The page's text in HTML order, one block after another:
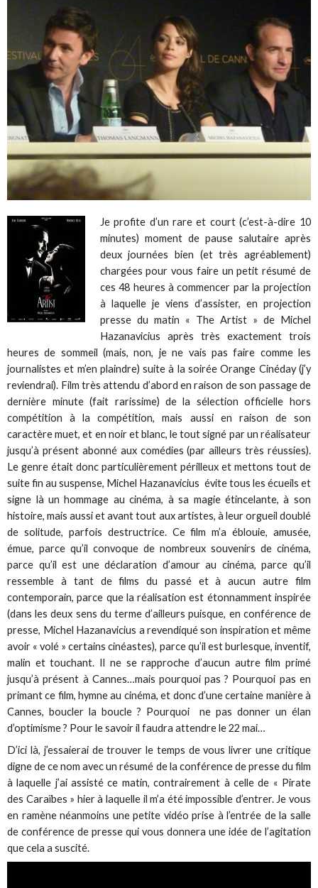
Je profite d’un rare et court (c’est-à-dire 10
minutes) moment de pause salutaire après
deux journées bien (et très agréablement)
chargées pour vous faire un petit résumé de
ces 48 heures à commencer par la projection
à laquelle je viens d’assister, en projection
presse du matin « The Artist » de Michel
Hazanavicius après très exactement trois
heures de sommeil (mais, non, je ne vais pas faire comme les
journalistes et m’en plaindre) suite à la soirée Orange Cinéday (j’y
reviendrai). Film très attendu d’abord en raison de son passage de
dernière minute (fait rarissime) de la sélection officielle hors
compétition à la compétition, mais aussi en raison de son
caractère muet, et en noir et blanc, le tout signé par un réalisateur
jusqu’à présent abonné aux comédies (par ailleurs très réussies).
Le genre était donc particulièrement périlleux et mettons tout de
suite fin au suspense, Michel Hazanavicius évite tous les écueils et
signe là un hommage au cinéma, à sa magie étincelante, à son
histoire, mais aussi et avant tout aux artistes, à leur orgueil doublé
de solitude, parfois destructrice. Ce film m’a éblouie, amusée,
émue, parce qu’il convoque de nombreux souvenirs de cinéma,
parce qu’il est une déclaration d’amour au cinéma, parce qu’il
ressemble à tant de films du passé et à aucun autre film
contemporain, parce que la réalisation est étonnamment inspirée
(dans les deux sens du terme d’ailleurs puisque, en conférence de
presse, Michel Hazanavicius a revendiqué son inspiration et même
avoir « volé » certains cinéastes), parce qu’il est burlesque, inventif,
malin et touchant. Il ne se rapproche d’aucun autre film primé
jusqu’à présent à Cannes…mais pourquoi pas ? Pourquoi pas en
primant ce film, hymne au cinéma, et donc d’une certaine manière à
Cannes, boucler la boucle ? Pourquoi ne pas donner un élan
d’optimisme ? Pour le savoir il faudra attendre le 22 mai…
D’ici là, j’essaierai de trouver le temps de vous livrer une critique
digne de ce nom avec un résumé de la conférence de presse du film
à laquelle j’ai assisté ce matin, contrairement à celle de « Pirate
des Caraïbes » hier à laquelle il m’a été impossible d’entrer. Je vous
en ramène néanmoins une petite vidéo prise à l’entrée de la salle
de conférence de presse qui vous donnera une idée de l’agitation
que cela a suscité.